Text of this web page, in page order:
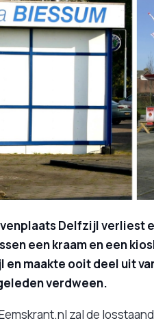
Delfzijl verliest
een kraam en een
en maakte ooit deel uit
verdween.
zal de